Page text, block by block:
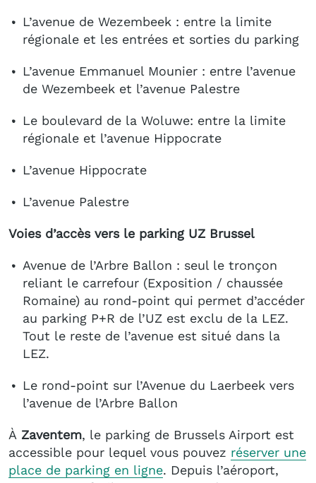
L’avenue de Wezembeek : entre la limite
régionale et les entrées et sorties du parking
L’avenue Emmanuel Mounier : entre l’avenue
de Wezembeek et l’avenue Palestre
Le boulevard de la Woluwe: entre la limite
régionale et l’avenue Hippocrate
L’avenue Hippocrate
L’avenue Palestre
Voies d’accès vers le parking UZ Brussel
Avenue de l’Arbre Ballon : seul le tronçon
reliant le carrefour (Exposition / chaussée
Romaine) au rond-point qui permet d’accéder
au parking P+R de l’UZ est exclu de la LEZ.
Tout le reste de l’avenue est situé dans la
LEZ.
Le rond-point sur l’Avenue du Laerbeek vers
l’avenue de l’Arbre Ballon
À Zaventem, le parking de Brussels Airport est
accessible pour lequel vous pouvez réserver une
place de parking en ligne. Depuis l’aéroport,